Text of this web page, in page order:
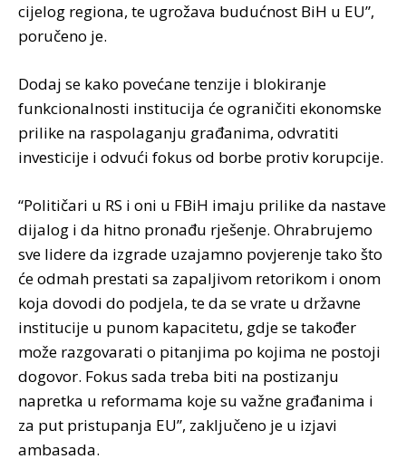
cijelog regiona, te ugrožava budućnost BiH u EU”,
poručeno je.
Dodaj se kako povećane tenzije i blokiranje
funkcionalnosti institucija će ograničiti ekonomske
prilike na raspolaganju građanima, odvratiti
investicije i odvući fokus od borbe protiv korupcije.
“Političari u RS i oni u FBiH imaju prilike da nastave
dijalog i da hitno pronađu rješenje. Ohrabrujemo
sve lidere da izgrade uzajamno povjerenje tako što
će odmah prestati sa zapaljivom retorikom i onom
koja dovodi do podjela, te da se vrate u državne
institucije u punom kapacitetu, gdje se također
može razgovarati o pitanjima po kojima ne postoji
dogovor. Fokus sada treba biti na postizanju
napretka u reformama koje su važne građanima i
za put pristupanja EU”, zaključeno je u izjavi
ambasada.